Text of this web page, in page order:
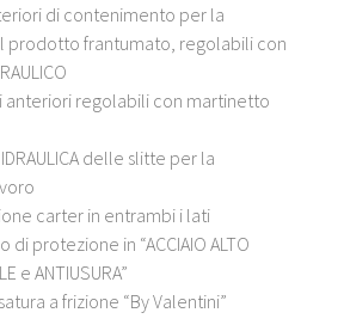
di contenimento per la
prodotto frantumato, regolabili con
anteriori regolabili con martinetto
delle slitte per la
carter in entrambi i lati
di protezione in “ACCIAIO ALTO
e ANTIUSURA”
a frizione “By Valentini”